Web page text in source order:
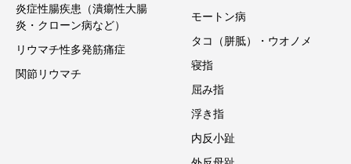
炎症性腸疾患（潰瘍性大腸
炎・クローン病など）
リウマチ性多発筋痛症
関節リウマチ
モートン病
タコ（胼胝）・ウオノメ
寝指
屈み指
浮き指
内反小趾